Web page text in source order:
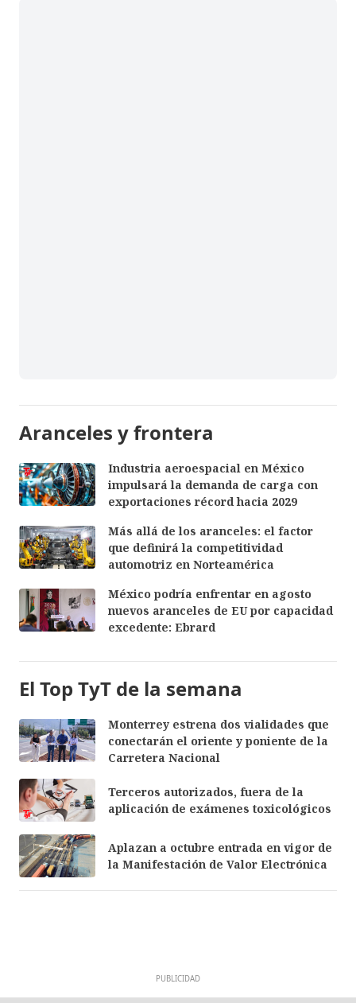
Aranceles y frontera
Industria aeroespacial en México
impulsará la demanda de carga con
exportaciones récord hacia 2029
Más allá de los aranceles: el factor
que definirá la competitividad
automotriz en Norteamérica
México podría enfrentar en agosto
nuevos aranceles de EU por capacidad
excedente: Ebrard
El Top TyT de la semana
Monterrey estrena dos vialidades que
conectarán el oriente y poniente de la
Carretera Nacional
Terceros autorizados, fuera de la
aplicación de exámenes toxicológicos
Aplazan a octubre entrada en vigor de
la Manifestación de Valor Electrónica
PUBLICIDAD